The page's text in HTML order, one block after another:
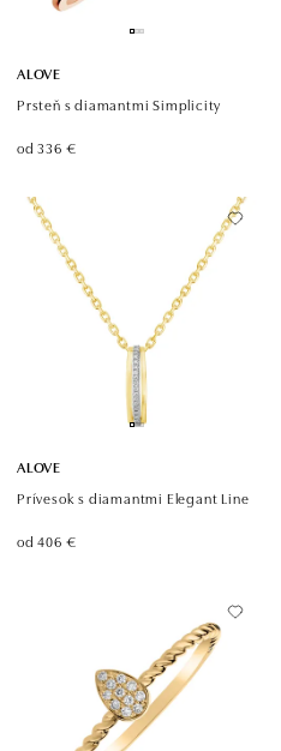
ALOVE
Prsteň s diamantmi Simplicity
od 336 €
ALOVE
Prívesok s diamantmi Elegant Line
od 406 €